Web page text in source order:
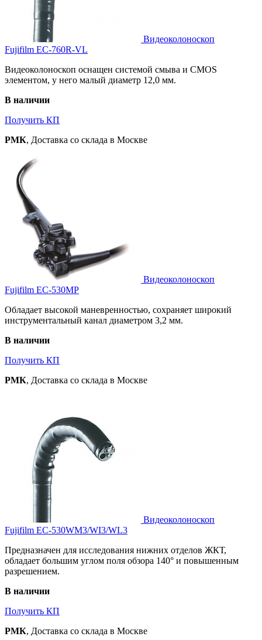
Видеоколоноскоп
Fujifilm EC-760R-VL
Видеоколоноскоп оснащен системой смыва и CMOS
элементом, у него малый диаметр 12,0 мм.
В наличии
Получить КП
РМК, Доставка со склада в Москве
Видеоколоноскоп
Fujifilm EC-530MP
Обладает высокой маневренностью, сохраняет широкий
инструментальный канал диаметром 3,2 мм.
В наличии
Получить КП
РМК, Доставка со склада в Москве
Видеоколоноскоп
Fujifilm EC-530WM3/WI3/WL3
Предназначен для исследования нижних отделов ЖКТ,
обладает большим углом поля обзора 140° и повышенным
разрешением.
В наличии
Получить КП
РМК, Доставка со склада в Москве